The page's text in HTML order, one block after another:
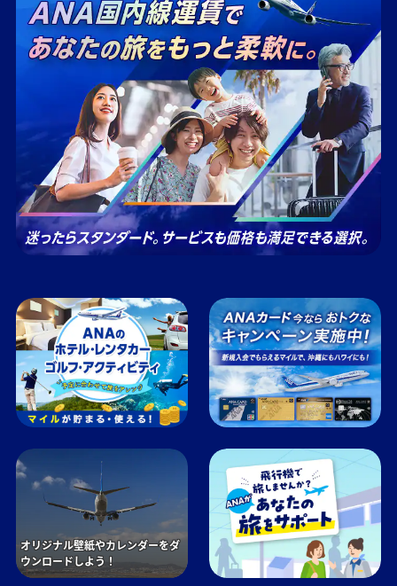
オリジナル壁紙やカレンダーをダ
ウンロードしよう！